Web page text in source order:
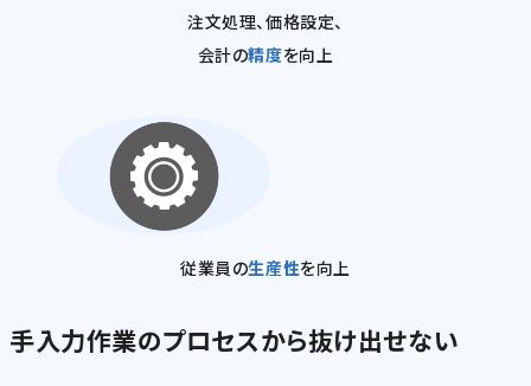
注文処理、価格設定、
会計の精度を向上
従業員の生産性を向上
手入力作業のプロセスから抜け出せない